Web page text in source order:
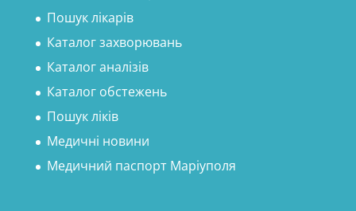
Пошук лікарів
Каталог захворювань
Каталог аналізів
Каталог обстежень
Пошук ліків
Медичні новини
Медичний паспорт Маріуполя